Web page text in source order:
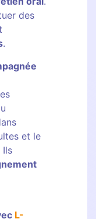
des
.
et le
Ils
L-